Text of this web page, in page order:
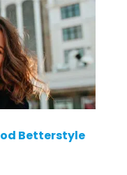
od Betterstyle